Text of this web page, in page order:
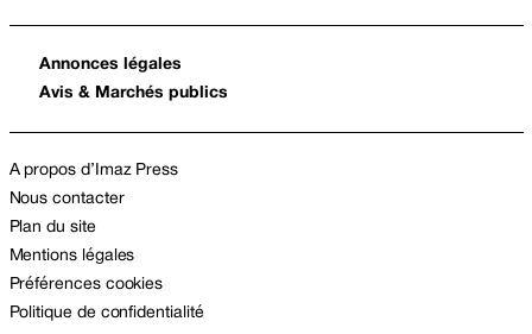
Annonces légales
Avis & Marchés publics
A propos d’Imaz Press
Nous contacter
Plan du site
Mentions légales
Préférences cookies
Politique de confidentialité